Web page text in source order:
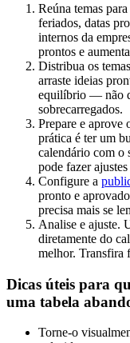
Reúna temas
feriados, datas
internos da
prontos e
Distribua os
arraste ideias
equilíbrio — não
sobrecarregados.
Prepare e aprove
prática é ter um
calendário com o
pode fazer ajustes
Configure a
pronto e
precisa mais se
Analise e ajuste.
diretamente do
melhor. Transfira
Dicas úteis para
uma tabela
Torne-o